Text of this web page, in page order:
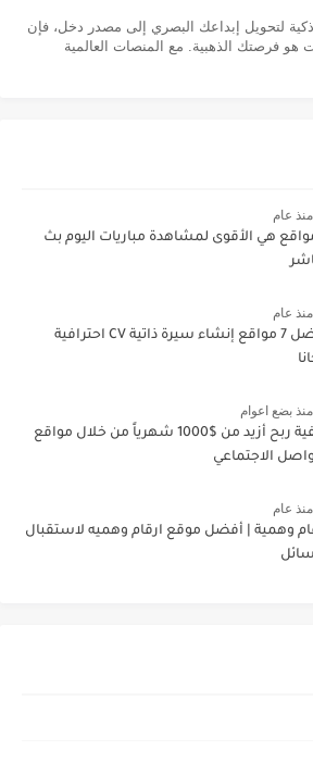
لتحويل إبداعك البصري إلى مصدر دخل، فإن
هو فرصتك الذهبية. مع المنصات العالمية
منذ عام
مواقع هي الأقوى لمشاهدة مباريات اليوم بث
منذ عام
أفضل 7 مواقع إنشاء سيرة ذاتية CV احترافية
منذ بضع اعوام
كيفية ربح أزيد من $1000 شهرياً من خلال مواقع
الاجتماعي
منذ عام
وهمية | أفضل موقع ارقام وهميه لاستقبال